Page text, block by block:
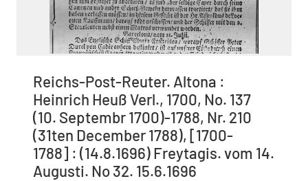
Reichs-Post-Reuter. Altona :
Heinrich Heuß Verl., 1700, No. 137
(10. Septembr 1700)-1788, Nr. 210
(31ten December 1788), [1700-
1788] : (14.8.1696) Freytagis. vom 14.
Augusti. No 32. 15.6.1696